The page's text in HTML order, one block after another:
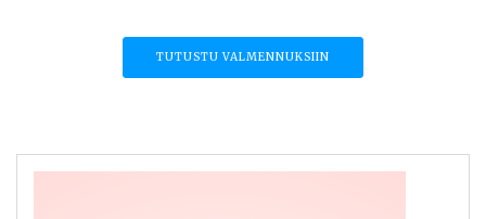
TUTUSTU VALMENNUKSIIN